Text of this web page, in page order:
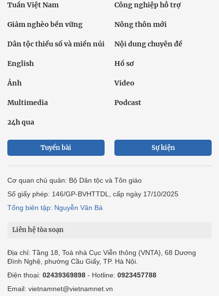
Tuần Việt Nam Công nghiệp hỗ trợ
Giảm nghèo bền vững Nông thôn mới
Dân tộc thiểu số và miền núi Nội dung chuyên đề
English Hồ sơ
Ảnh Video
Multimedia Podcast
24h qua
Tuyến bài Sự kiện
Cơ quan chủ quản: Bộ Dân tộc và Tôn giáo
Số giấy phép: 146/GP-BVHTTDL, cấp ngày 17/10/2025
Tổng biên tập: Nguyễn Văn Bá
Liên hệ tòa soạn
Địa chỉ: Tầng 18, Toà nhà Cục Viễn thông (VNTA), 68 Dương
Đình Nghệ, phường Cầu Giấy, TP. Hà Nội.
Điện thoại: 02439369898 - Hotline: 0923457788
Email: vietnamnet@vietnamnet.vn